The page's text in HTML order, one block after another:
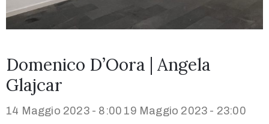
Domenico D’Oora | Angela
Glajcar
14 Maggio 2023 - 8:00 19 Maggio 2023 - 23:00